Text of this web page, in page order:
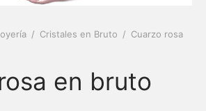
/ Cristales en Bruto / Cuarzo rosa
en bruto